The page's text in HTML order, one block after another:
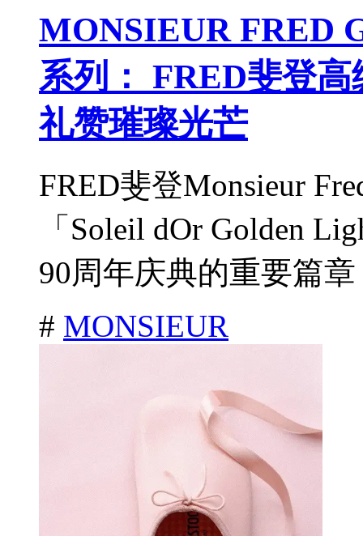
MONSIEUR FRED
系列： FRED斐登
礼赞璀璨光芒
FRED斐登Monsieur
「Soleil dOr Golden
90周年庆典的重要篇章
# MONSIEUR